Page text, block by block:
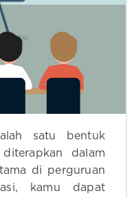
satu bentuk
dalam
di perguruan
kamu dapat